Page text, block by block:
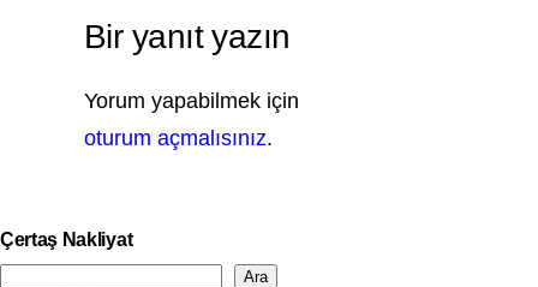
Bir yanıt yazın
Yorum yapabilmek için
oturum açmalısınız.
Çertaş Nakliyat
Ara